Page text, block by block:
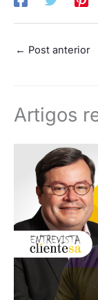
← Post anterior
Artigos